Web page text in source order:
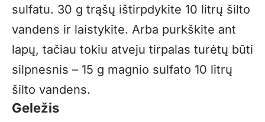
sulfatu. 30 g trąšų ištirpdykite 10 litrų šilto
vandens ir laistykite. Arba purkškite ant
lapų, tačiau tokiu atveju tirpalas turėtų būti
silpnesnis – 15 g magnio sulfato 10 litrų
šilto vandens.
Geležis